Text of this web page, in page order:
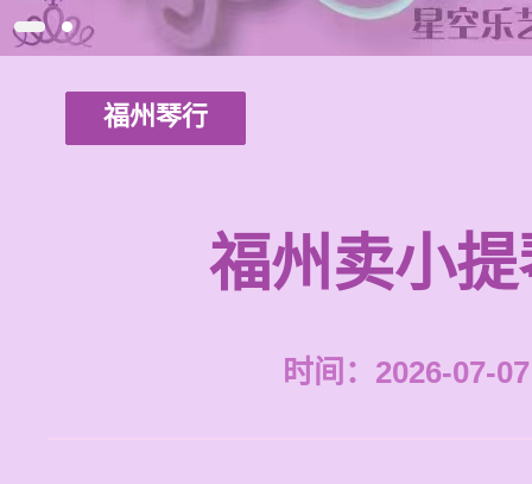
福州琴行
福州卖小
时间：2026-07-